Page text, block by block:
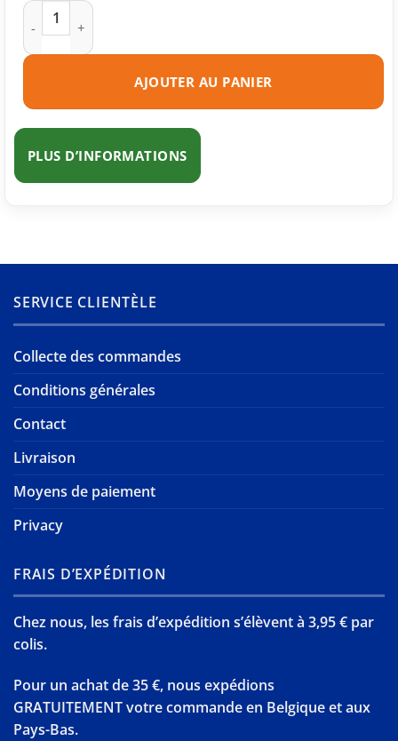
quantité de Cartouche d'encre compatible Canon PG-545 XL
AJOUTER AU PANIER
PLUS D’INFORMATIONS
SERVICE CLIENTÈLE
Collecte des commandes
Conditions générales
Contact
Livraison
Moyens de paiement
Privacy
FRAIS D’EXPÉDITION
Chez nous, les frais d’expédition s’élèvent à 3,95 € par
colis.
Pour un achat de 35 €, nous expédions
GRATUITEMENT votre commande en Belgique et aux
Pays-Bas.